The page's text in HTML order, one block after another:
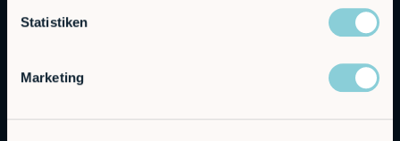
Statistiken
Marketing